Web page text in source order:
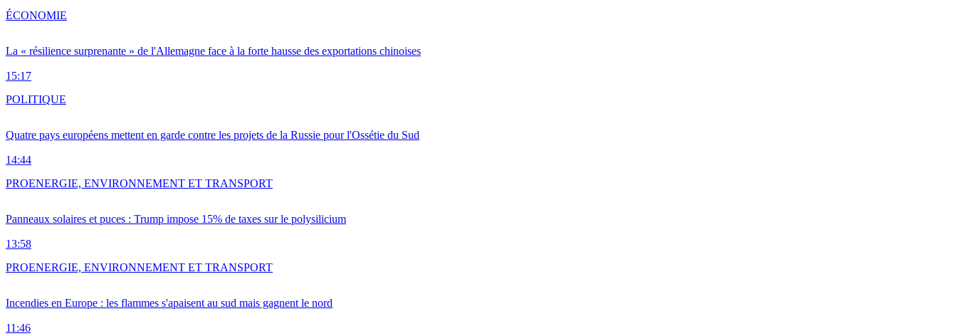
La « résilience surprenante » de l'Allemagne face à la forte hausse des exportations chinoises
15:17
ÉCONOMIE
Quatre pays européens mettent en garde contre les projets de la Russie pour l'Ossétie du Sud
14:44
POLITIQUE
Panneaux solaires et puces : Trump impose 15% de taxes sur le polysilicium
13:58
PROENERGIE, ENVIRONNEMENT ET TRANSPORT
Incendies en Europe : les flammes s'apaisent au sud mais gagnent le nord
11:46
PROENERGIE, ENVIRONNEMENT ET TRANSPORT